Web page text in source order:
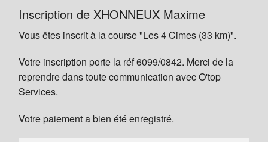
Préinscrits
Informations
Inscription de XHONNEUX Maxime
Vous êtes inscrit à la course "Les 4 Cimes (33 km)".
Votre inscription porte la réf 6099/0842. Merci de la
reprendre dans toute communication avec O'top
Services.
Votre paiement a bien été enregistré.